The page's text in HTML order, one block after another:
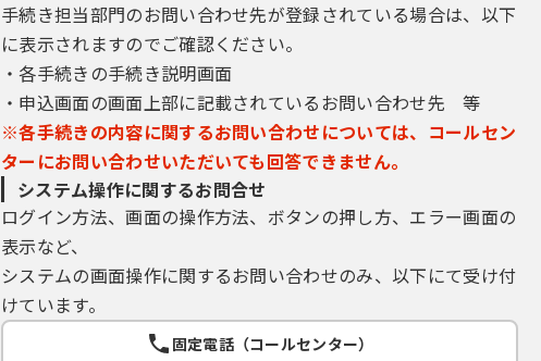
手続き担当部門のお問い合わせ先が登録されている場合は、以下
に表示されますのでご確認ください。
・各手続きの手続き説明画面
・申込画面の画面上部に記載されているお問い合わせ先 等
※各手続きの内容に関するお問い合わせについては、コールセン
ターにお問い合わせいただいても回答できません。
システム操作に関するお問合せ
ログイン方法、画面の操作方法、ボタンの押し方、エラー画面の
表示など、
システムの画面操作に関するお問い合わせのみ、以下にて受け付
けています。
固定電話（コールセンター）